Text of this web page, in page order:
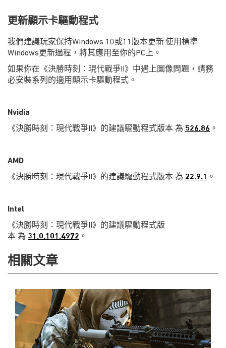
更新顯示卡驅動程式
我們建議玩家保持Windows 10或11版本更新.使用標準
Windows更新過程，將其應用至你的PC上。
如果你在《決勝時刻：現代戰爭II》中遇上圖像問題，請務
必安裝系列的適用顯示卡驅動程式。
Nvidia
《決勝時刻：現代戰爭II》的建議驅動程式版本 為 526.86 。
AMD
《決勝時刻：現代戰爭II》的建議驅動程式版本 為 22.9.1 。
Intel
《決勝時刻：現代戰爭II》的建議驅動程式版
本 為 31.0.101.4972 。
相關文章